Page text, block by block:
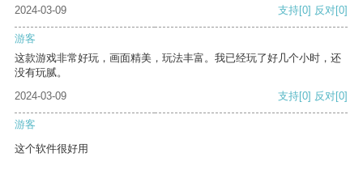
2024-03-09
支持[0] 反对[0]
游客
这款游戏非常好玩，画面精美，玩法丰富。我已经玩了好几个小时，还
没有玩腻。
2024-03-09
支持[0] 反对[0]
游客
这个软件很好用